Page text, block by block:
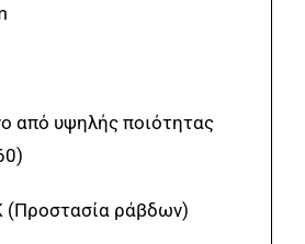
από υψηλής ποιότητας
(Προστασία ράβδων)